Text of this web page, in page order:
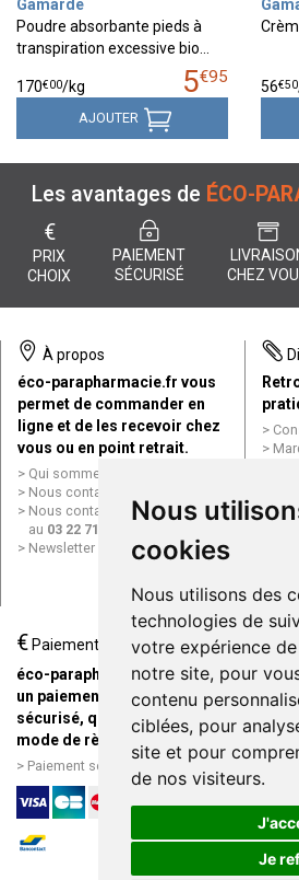
Nous
cookies
Nous utilisons des
technologies de
votre expérience
notre site, pour
contenu
ciblées, pour
site et pour
de nos visiteurs.
Je
Gamarde
Poudre absorbante pieds à
transpiration excessive bio…
5€95
170€00/kg
AJOUTER
56€50
Les avantages de ÉCO-
€
PRIX
CHOIX
PAIEMENT
SÉCURISÉ
CHEZ
À propos
éco-parapharmacie.fr vous
permet de commander en
ligne et de les recevoir chez
vous ou en point retrait.
Qui sommes nous ?
Nous contacter par e-mail
Nous contacter par téléphone
au 03 22 71 64 10
Newsletter
€ Paiement
éco-parapharmacie.fr offre
un paiement entièrement
sécurisé, quel que soit le
mode de règlement
Paiement sécurisé et simple